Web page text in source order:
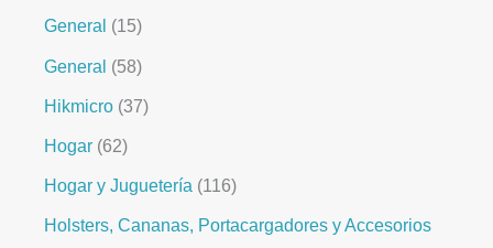
General 15
General 58
Hikmicro 37
Hogar 62
Hogar y Juguetería 116
Holsters, Cananas, Portacargadores y Accesorios